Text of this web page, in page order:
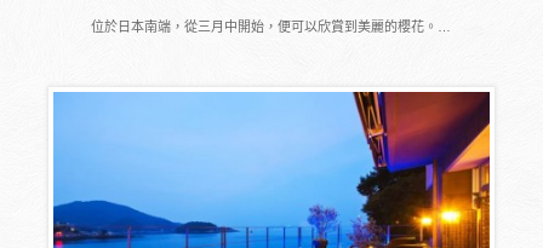
位於日本南端，從三月中開始，便可以欣賞到美麗的櫻花。…